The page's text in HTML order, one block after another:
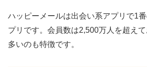
ハッピーメールは出会い系アプリで1
プリです。会員数は2,500万人を超え
多いのも特徴です。